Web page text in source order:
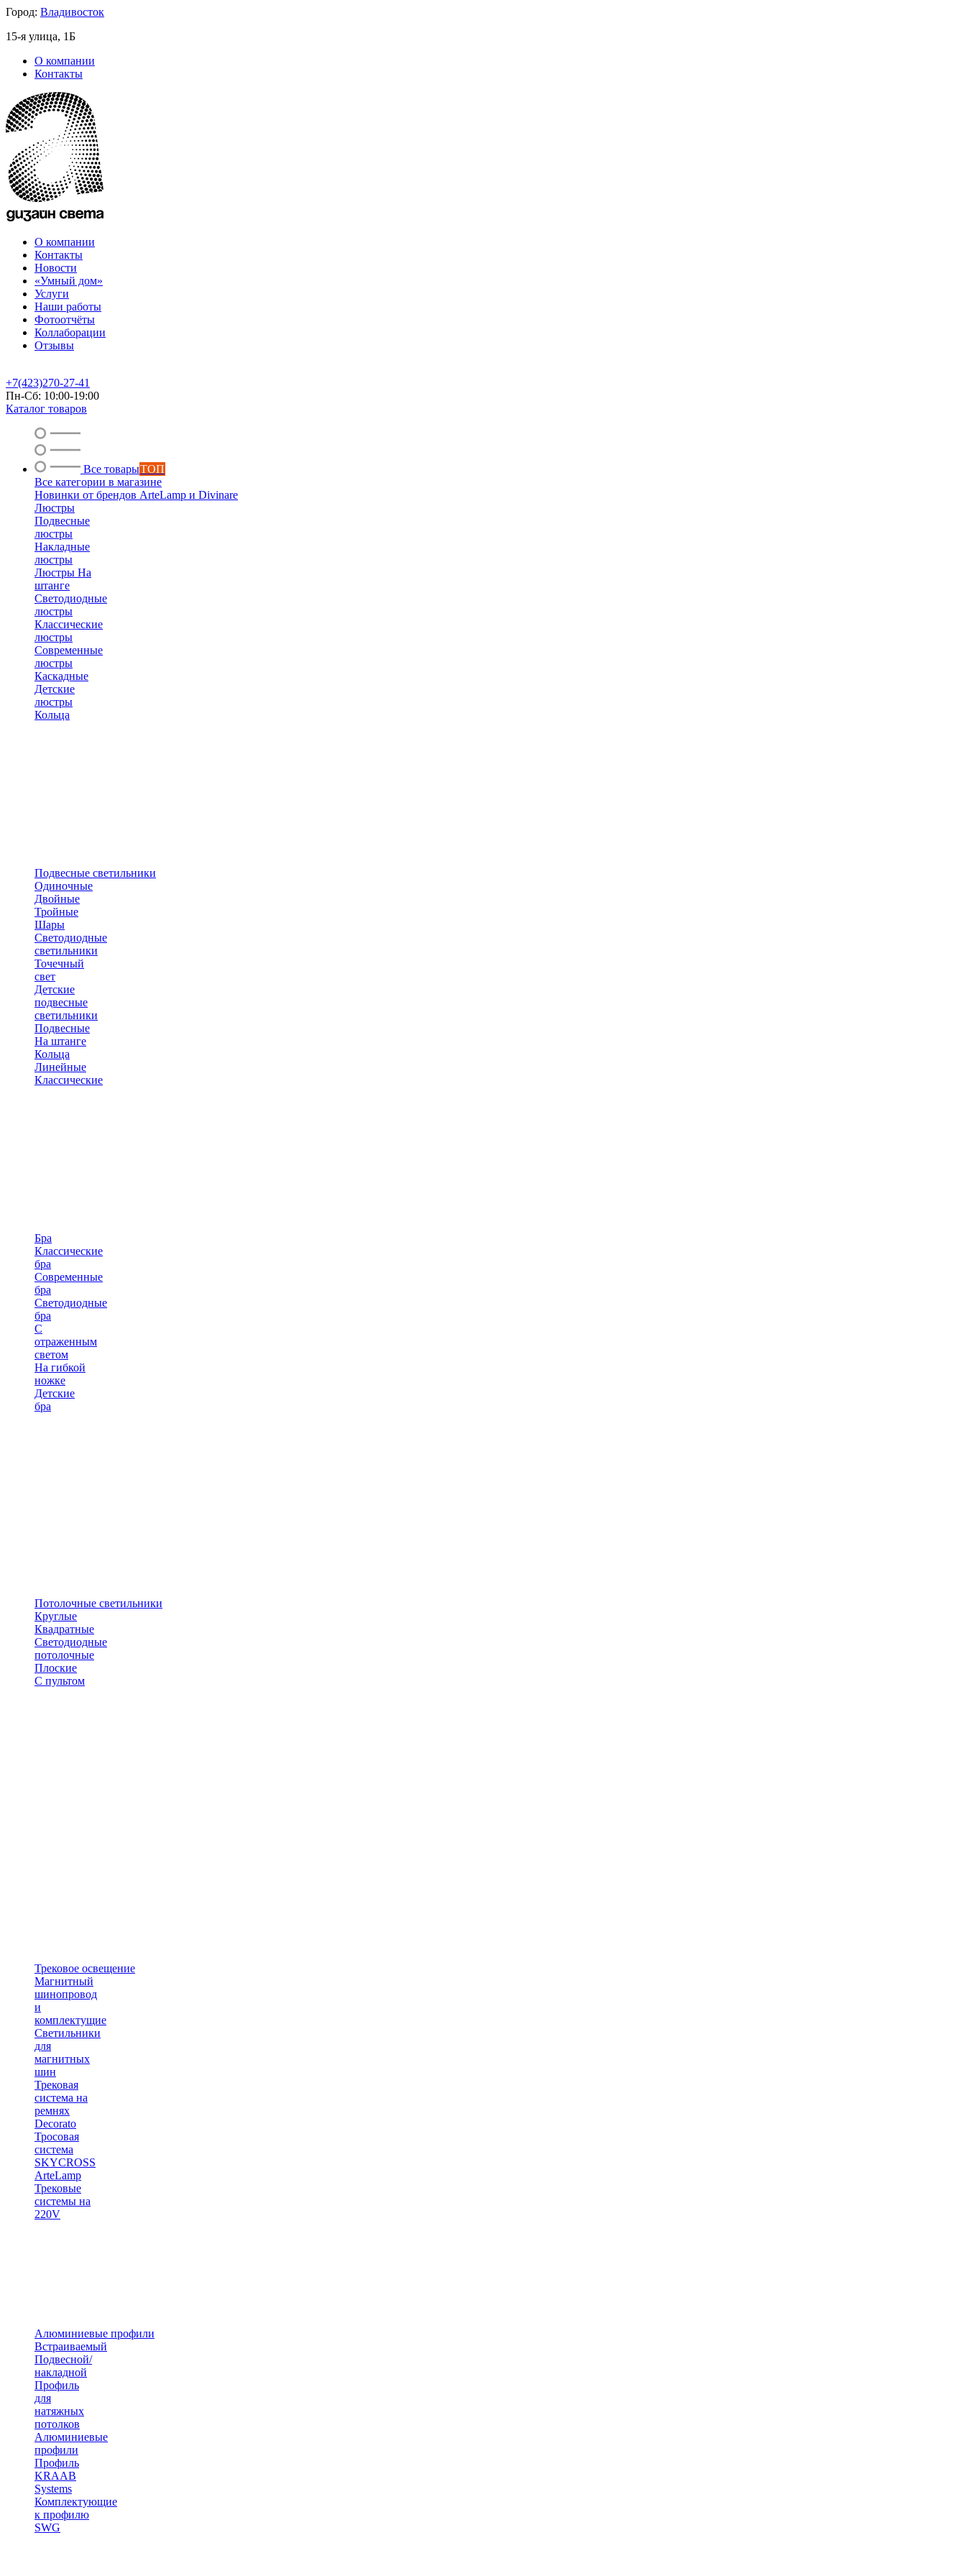
Город: Владивосток
15-я улица, 1Б
О компании
Контакты
О компании
Контакты
Новости
«Умный дом»
Услуги
Наши работы
Фотоотчёты
Коллаборации
Отзывы
+7(423)270-27-41
Пн-Сб: 10:00-19:00
Каталог товаров
Все товарыТОП
Все категории в магазине
Новинки от брендов ArteLamp и Divinare
Люстры
Подвесные
люстры
Накладные
люстры
Люстры На
штанге
Светодиодные
люстры
Классические
люстры
Современные
люстры
Каскадные
Детские
люстры
Кольца
Подвесные светильники
Одиночные
Двойные
Тройные
Шары
Светодиодные
светильники
Точечный
свет
Детские
подвесные
светильники
Подвесные
На штанге
Кольца
Линейные
Классические
Бра
Классические
бра
Современные
бра
Светодиодные
бра
С
отраженным
светом
На гибкой
ножке
Детские
бра
Потолочные светильники
Круглые
Квадратные
Светодиодные
потолочные
Плоские
С пультом
Трековое освещение
Магнитный
шинопровод
и
комплектущие
Светильники
для
магнитных
шин
Трековая
система на
ремнях
Decorato
Тросовая
система
SKYCROSS
ArteLamp
Трековые
системы на
220V
Алюминиевые профили
Встраиваемый
Подвесной/
накладной
Профиль
для
натяжных
потолков
Алюминиевые
профили
Профиль
KRAAB
Systems
Комплектующие
к профилю
SWG